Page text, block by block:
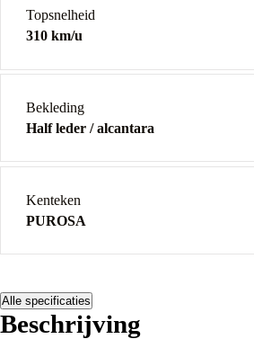
Topsnelheid
310 km/u
Bekleding
Half leder / alcantara
Kenteken
PUROSA
Alle specificaties
Beschrijving